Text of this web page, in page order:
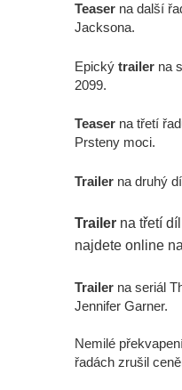
Teaser na další
Jacksona.
Epický trailer na
2099.
Teaser na třetí
Prsteny moci.
Trailer na druhý
Trailer na třetí
najdete online
Trailer na seriál
Jennifer Garner.
Nemilé
řadách zrušil